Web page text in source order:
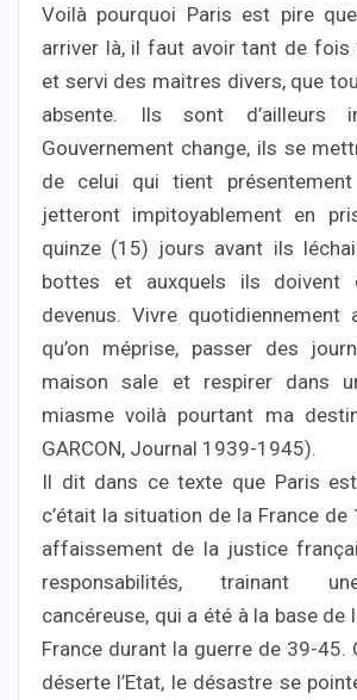
Voilà pourquoi Paris est pire
arriver là, il faut avoir tant de fois
et servi des maitres divers, que
absente. Ils sont d’ailleurs
Gouvernement change, ils se
de celui qui tient
jetteront impitoyablement en
quinze (15) jours avant ils
bottes et auxquels ils doivent
devenus. Vivre quotidiennement
qu’on méprise, passer des
maison sale et respirer dans
miasme voilà pourtant ma
GARCON, Journal 1939-1945).
Il dit dans ce texte que Paris
c’était la situation de la France de
affaissement de la justice
responsabilités, trainant
cancéreuse, qui a été à la base de
France durant la guerre de 39-45.
déserte l’Etat, le désastre se